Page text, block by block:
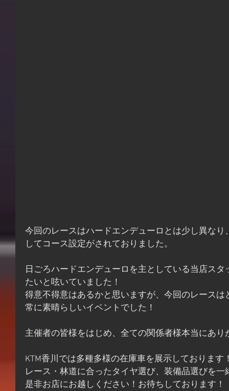
今回のレースはハードエンデューロとは少し異な
してコース設定がされておりました。
日ごろハードエンデューロを主としている当店ス
たいと呟いていました！
得意不得意はあるかと思いますが、今回のレース
常に素晴らしいイベントでした！
主催者の皆様をはじめ、全ての関係者様本当にあり
KTM香川では多種多様の在庫車を展示しております
レース・林道に合ったタイヤ選び、装備品選びを
是非お店にお越しください！お待ちしております！